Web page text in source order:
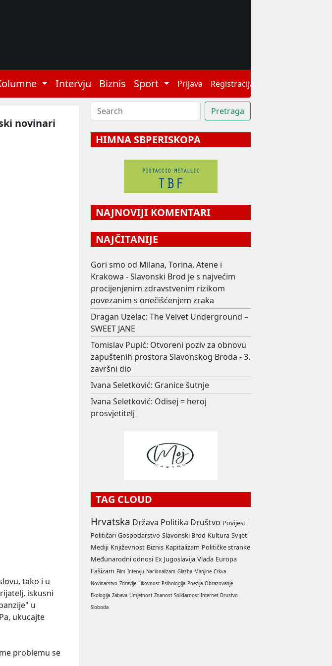
Intervju Biznis Sport Prijava Registracija
novinari
tako i u
iskusni
u
ukucajte
problemu se
HIMNA SBPERISKOPA
NAJNOVIJI KOMENTARI
NAJČITANIJE
Gori smo od Milana, Torina, Atene i
Krakowa - Slavonski Brod je s najvećim
procijenjenim zdravstvenim rizikom
povezanim s onečišćenjem zraka
Dragan Uzelac: The Velvet Underground –
SWEET JANE
Tomislav Pupić: Otvoreni poziv za obnovu
zapuštenih prostora Slavonskog Broda - 3.
završni dio
Ivana Seletković: Granice šutnje
Ivana Seletković: Odisej = heroj
prosvjetitelj
TAG CLOUD
Hrvatska Država Politika Društvo Povijest
Političari Gospodarstvo Slavonski Brod Kultura Svijet
Mediji Književnost Biznis Kapitalizam Političke stranke
Međunarodni odnosi Ex Jugoslavija Vlada Europa
Fašizam Film Intervju Nacionalizam Glazba Manjine Crkva
Novinarstvo Zdravlje Likovnost Psihologija Poezija Obrazovanje
Ekologija Zabava Umjetnost Znanost Solidarnost Internet Drustvo
Sloboda